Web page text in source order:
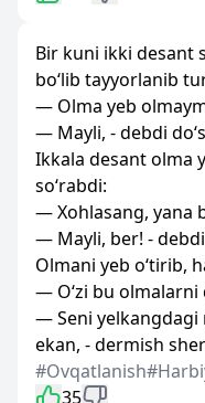
Bir kuni ikki desant
bo‘lib tayyorlanib
— Olma yeb
— Mayli, - debdi
Ikkala desant olma
so‘rabdi:
— Xohlasang, yana
— Mayli, ber! -
Olmani yeb o‘tirib,
— O‘zi bu olmalarni
— Seni yelkangdagi
ekan, - dermish
#Ovqatlanish
35